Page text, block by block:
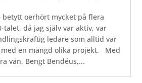
betytt oerhört mycket på flera
talet, då jag själv var aktiv, var
ledare som alltid var
med en mängd olika projekt. Med
vän, Bengt Bendéus,...